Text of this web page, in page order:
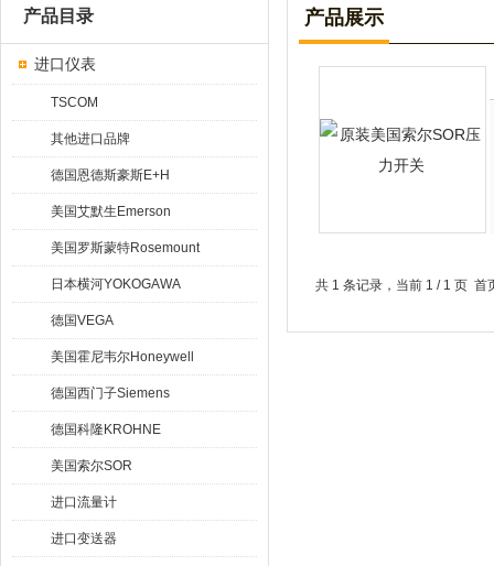
产品目录
进口仪表
TSCOM
其他进口品牌
德国恩德斯豪斯E+H
美国艾默生Emerson
美国罗斯蒙特Rosemount
日本横河YOKOGAWA
德国VEGA
美国霍尼韦尔Honeywell
德国西门子Siemens
德国科隆KROHNE
美国索尔SOR
进口流量计
进口变送器
产品展示
共 1 条记录，当前 1 / 1 页